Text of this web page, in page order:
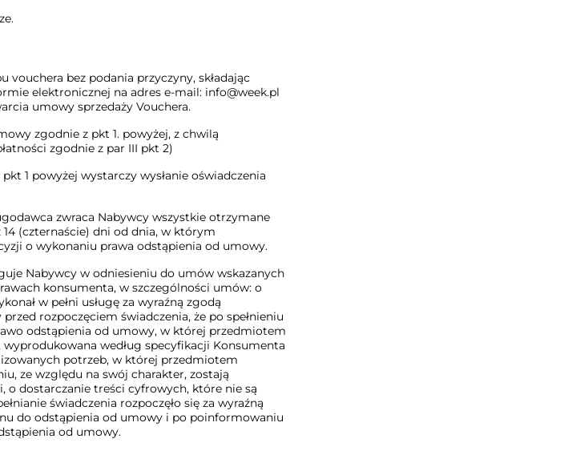
bez podania przyczyny, składając
elektronicznej na adres e-mail: info@week.pl
umowy sprzedaży Vouchera.
zgodnie z pkt 1. powyżej, z chwilą
zgodnie z par III pkt 2)
1 powyżej wystarczy wysłanie oświadczenia
zwraca Nabywcy wszystkie otrzymane
14 (czternaście) dni od dnia, w którym
o wykonaniu prawa odstąpienia od umowy.
Nabywcy w odniesieniu do umów wskazanych
konsumenta, w szczególności umów: o
w pełni usługę za wyraźną zgodą
rozpoczęciem świadczenia, że po spełnieniu
odstąpienia od umowy, w której przedmiotem
według specyfikacji Konsumenta
potrzeb, w której przedmiotem
ze względu na swój charakter, zostają
o dostarczanie treści cyfrowych, które nie są
świadczenia rozpoczęło się za wyraźną
do odstąpienia od umowy i po poinformowaniu
od umowy.